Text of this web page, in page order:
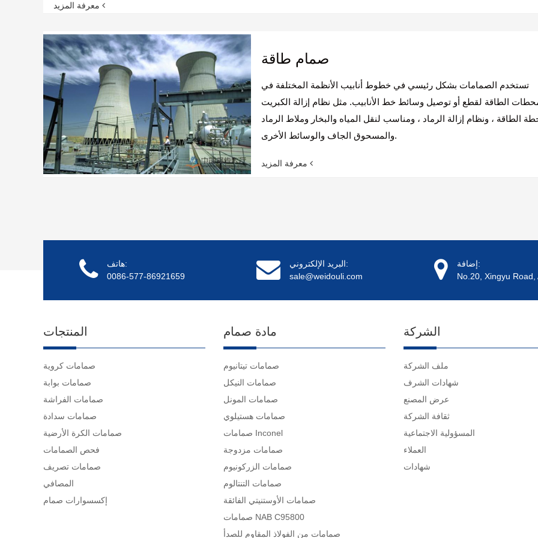
معرفة المزيد
صمام طاقة
تستخدم الصمامات بشكل رئيسي في خطوط أنابيب الأنظمة المختلفة في
الطاقة لقطع أو توصيل وسائط خط الأنابيب. مثل نظام إزالة الكبريت
الطاقة ، ونظام إزالة الرماد ، ومناسب لنقل المياه والبخار وملاط الرماد
والمسحوق الجاف والوسائط الأخرى.
معرفة المزيد
هاتف:
0086-577-86921659
البريد الإلكتروني:
sale@weidouli.com
إضافة:
No.20, Xingyu Road,
المنتجات
صمامات كروية
صمامات بوابة
صمامات الفراشة
صمامات سدادة
صمامات الكرة الأرضية
فحص الصمامات
صمامات تصريف
المصافي
إكسسوارات صمام
مادة صمام
صمامات تيتانيوم
صمامات النيكل
صمامات المونل
صمامات هستيلوي
صمامات Inconel
صمامات مزدوجة
صمامات الزركونيوم
صمامات التنتالوم
صمامات الأوستنيتي الفائقة
صمامات NAB C95800
صمامات من الفولاذ المقاوم للصدأ
الشركة
ملف الشركة
شهادات الشرف
عرض المصنع
ثقافة الشركة
المسؤولية الاجتماعية
العملاء
شهادات